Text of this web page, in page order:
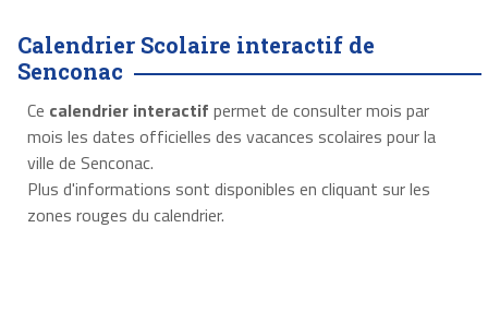
Calendrier Scolaire interactif de
Senconac
Ce calendrier interactif permet de consulter mois par
mois les dates officielles des vacances scolaires pour la
ville de Senconac.
Plus d'informations sont disponibles en cliquant sur les
zones rouges du calendrier.